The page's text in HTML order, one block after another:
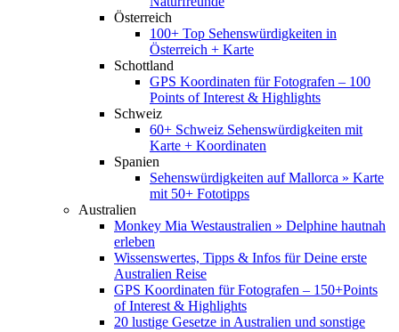
Österreich
100+ Top Sehenswürdigkeiten in
Österreich + Karte
Schottland
GPS Koordinaten für Fotografen – 100
Points of Interest & Highlights
Schweiz
60+ Schweiz Sehenswürdigkeiten mit
Karte + Koordinaten
Spanien
Sehenswürdigkeiten auf Mallorca » Karte
mit 50+ Fototipps
Australien
Monkey Mia Westaustralien » Delphine hautnah
erleben
Wissenswertes, Tipps & Infos für Deine erste
Australien Reise
GPS Koordinaten für Fotografen – 150+Points
of Interest & Highlights
20 lustige Gesetze in Australien und sonstige